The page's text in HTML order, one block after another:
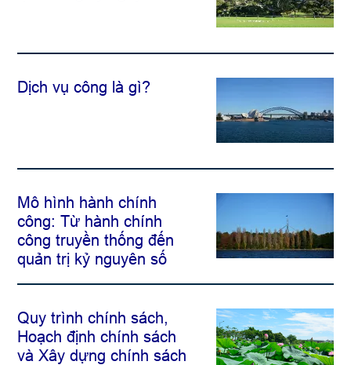
Dịch vụ công là gì?
Mô hình hành chính
công: Từ hành chính
công truyền thống đến
quản trị kỷ nguyên số
Quy trình chính sách,
Hoạch định chính sách
và Xây dựng chính sách